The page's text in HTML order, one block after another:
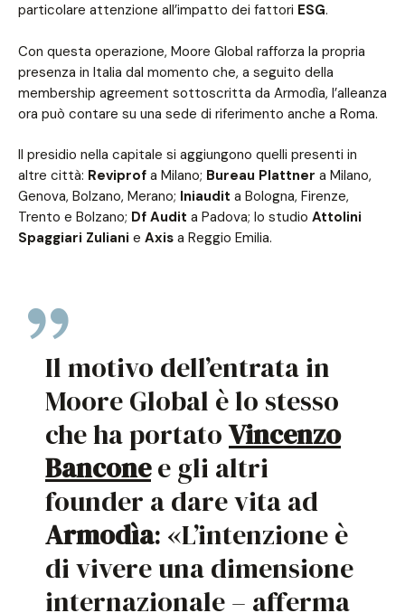
particolare attenzione all’impatto dei fattori ESG.
Con questa operazione, Moore Global rafforza la propria
presenza in Italia dal momento che, a seguito della
membership agreement sottoscritta da Armodìa, l’alleanza
ora può contare su una sede di riferimento anche a Roma.
Il presidio nella capitale si aggiungono quelli presenti in
altre città: Reviprof a Milano; Bureau Plattner a Milano,
Genova, Bolzano, Merano; Iniaudit a Bologna, Firenze,
Trento e Bolzano; Df Audit a Padova; lo studio Attolini
Spaggiari Zuliani e Axis a Reggio Emilia.
Il motivo dell’entrata in
Moore Global è lo stesso
che ha portatoVincenzo
Banconee gli altri
founder a dare vita ad
Armodìa: «L’intenzione è
di vivere una dimensione
internazionale – afferma